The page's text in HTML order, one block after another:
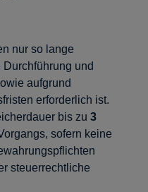
nur so lange
und
aufgrund
erforderlich ist.
bis zu 3
sofern keine
steuerrechtliche